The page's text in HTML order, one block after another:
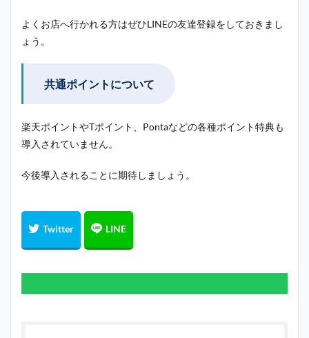
よくお店へ行かれる方はぜひLINEの友達登録をしておきまし
ょう。
共通ポイントについて
楽天ポイントやTポイント、Pontaなどの各種ポイント特典も
導入されていません。
今後導入されることに期待しましょう。